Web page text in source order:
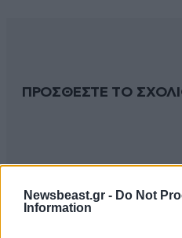
Newsbeast.gr - Do Not
Information
ΠΡΟΣΘΕΣΤΕ ΤΟ